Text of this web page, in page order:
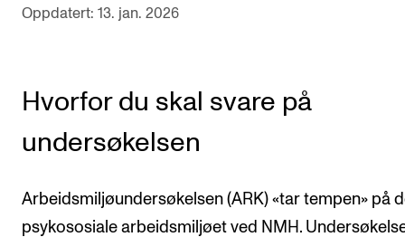
Livet rundt FoU
Arrangementer for ansatte
Oppdatert: 13. jan. 2026
Hvorfor du skal svare på
undersøkelsen
Arbeidsmiljøundersøkelsen (ARK) «tar tempen» på
psykososiale arbeidsmiljøet ved NMH.